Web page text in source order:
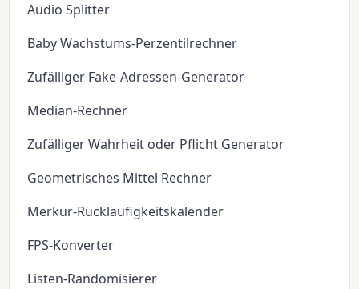
Audio Splitter
Baby Wachstums-Perzentilrechner
Zufälliger Fake-Adressen-Generator
Median-Rechner
Zufälliger Wahrheit oder Pflicht Generator
Geometrisches Mittel Rechner
Merkur-Rückläufigkeitskalender
FPS-Konverter
Listen-Randomisierer